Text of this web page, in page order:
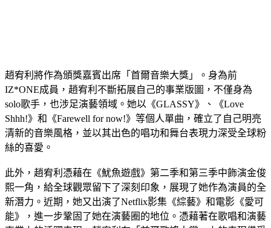
趙宥利將作為頒獎嘉賓出席「首爾音樂大獎」。身為前
IZ*ONE成員，趙宥利不斷拓展自己的事業版圖，不僅身為
solo歌手，也涉足演藝領域。她以《GLASSY》、《Love
Shhh!》和《Farewell for now!》等個人單曲，確立了自己明亮
清新的音樂風格，並以其出色的唱功和舞台表現力深受全球粉
絲的喜愛。
此外，趙宥利憑藉在《魷魚遊戲》第二季和第三季中飾演金俊
熙一角，給全球觀眾留下了深刻印象，展現了她作為演員的全
新潛力。近期，她又出演了Netflix影集《綜藝》和電影《愛可
能》，進一步鞏固了她在演藝圈的地位。憑藉著在歌唱和演藝